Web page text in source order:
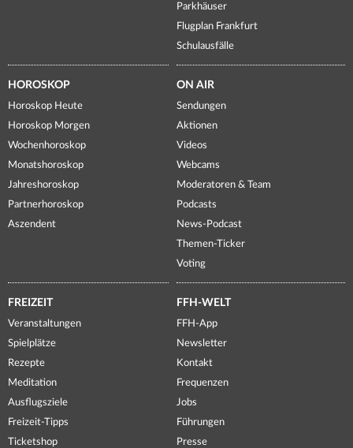
Parkhäuser
Flugplan Frankfurt
Schulausfälle
HOROSKOP
Horoskop Heute
Horoskop Morgen
Wochenhoroskop
Monatshoroskop
Jahreshoroskop
Partnerhoroskop
Aszendent
ON AIR
Sendungen
Aktionen
Videos
Webcams
Moderatoren & Team
Podcasts
News-Podcast
Themen-Ticker
Voting
FREIZEIT
Veranstaltungen
Spielplätze
Rezepte
Meditation
Ausflugsziele
Freizeit-Tipps
Ticketshop
FFH-WELT
FFH-App
Newsletter
Kontakt
Frequenzen
Jobs
Führungen
Presse